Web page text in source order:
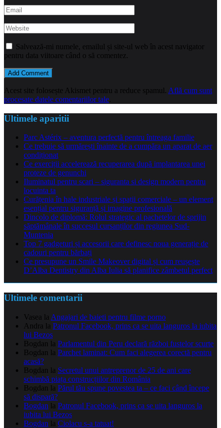
Salvează-mi numele, emailul și site-ul web în acest navigator
pentru data viitoare când o să comentez.
Acest site folosește Akismet pentru a reduce spamul. Află cum sunt
procesate datele comentariilor tale
Ultimele aparitii
Parc Astérix – aventura perfectă pentru întreaga familie
Ce trebuie să urmărești înainte de a cumpăra un aparat de aer
condiționat
Ce exerciții accelerează recuperarea după implantarea unei
proteze de genunchi
Iluminatul pentru scari – siguranta si design modern pentru
locuinta ta
Curățenia în hale industriale și spații comerciale – un element
esențial pentru siguranță și imagine profesională
Dincolo de diplomă: Rolul strategic al pachetelor de sprijin
săptămânale în succesul cursanților din regiunea Sud-
Muntenia
Top 7 gadgeturi și accesorii care definesc noua generație de
cadouri pentru bărbați
Ce presupune un Smile Makeover digital și cum reușește
D’Alba Dentistry din Alba Iulia să planifice zâmbetul perfect
Ultimele comentarii
Vasea la Angajari de baieti pentru filme porno
Andra la Patronul Facebook, prins ca se uita languros la iubita
lui Bezos
Bogdan la Parlamentul din Peru declară război fustelor scurte
Bogdan la Parchet laminat: Cum faci alegerea corectă pentru
acasă?
Bogdan la Secretul unui antreprenor de 25 de ani care
schimbă piața construcțiilor din România
Bogdan la Părul tău spune povestea ta – ce faci când începe
să dispară?
Bogdan la Patronul Facebook, prins ca se uita languros la
iubita lui Bezos
Bogdan la Ciolacu s-a tatuat!